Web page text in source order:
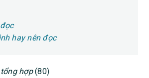
hay nên đọc
hợp(80)